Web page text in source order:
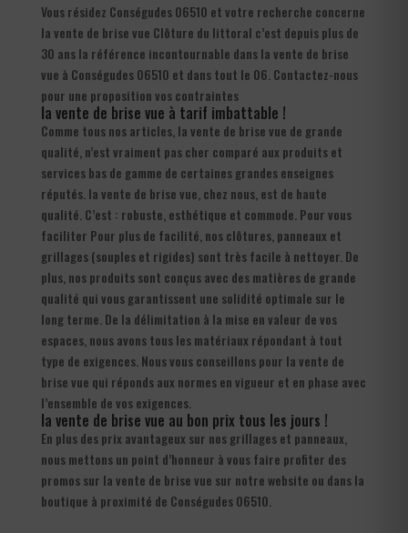
Vous résidez Conségudes 06510 et votre recherche concerne
la vente de brise vue Clôture du littoral c’est depuis plus de
30 ans la référence incontournable dans la vente de brise
vue à Conségudes 06510 et dans tout le 06. Contactez-nous
pour une proposition vos contraintes
la vente de brise vue à tarif imbattable !
Comme tous nos articles, la vente de brise vue de grande
qualité, n’est vraiment pas cher comparé aux produits et
services bas de gamme de certaines grandes enseignes
réputés. la vente de brise vue, chez nous, est de haute
qualité. C’est : robuste, esthétique et commode. Pour vous
faciliter Pour plus de facilité, nos clôtures, panneaux et
grillages (souples et rigides) sont très facile à nettoyer. De
plus, nos produits sont conçus avec des matières de grande
qualité qui vous garantissent une solidité optimale sur le
long terme. De la délimitation à la mise en valeur de vos
espaces, nous avons tous les matériaux répondant à tout
type de exigences. Nous vous conseillons pour la vente de
brise vue qui réponds aux normes en vigueur et en phase avec
l’ensemble de vos exigences.
la vente de brise vue au bon prix tous les jours !
En plus des prix avantageux sur nos grillages et panneaux,
nous mettons un point d’honneur à vous faire profiter des
promos sur la vente de brise vue sur notre website ou dans la
boutique à proximité de Conségudes 06510.